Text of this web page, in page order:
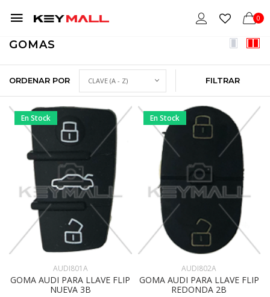
0
GOMAS
ORDENAR POR FILTRAR
En Stock
AUDI801A
GOMA AUDI PARA LLAVE FLIP
NUEVA 3B
En Stock
AUDI802A
GOMA AUDI PARA LLAVE FLIP
REDONDA 2B